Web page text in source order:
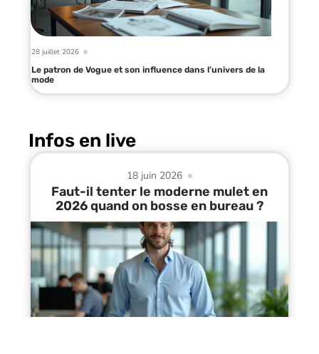
28 juillet 2026
Le patron de Vogue et son influence dans l’univers de la
mode
Infos en live
18 juin 2026
Faut-il tenter le moderne mulet en
2026 quand on bosse en bureau ?